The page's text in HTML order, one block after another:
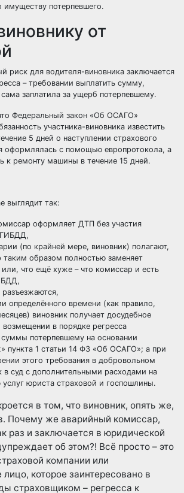
имуществу потерпевшего.
от
риск для водителя-виновника заключается
– требовании выплатить сумму,
заплатила за ущерб потерпевшему.
Федеральный закон «Об ОСАГО»
участника-виновника известить
5 дней о наступлении страхового
оформлялась с помощью европротокола, а
к ремонту машины в течение 15 дней.
выглядит так:
оформляет ДТП без участия
ГИБДД,
(по крайней мере, виновник) полагают,
таким образом полностью заменяет
или, что ещё хуже – что комиссар и есть
разъезжаются,
определённого времени (как правило,
виновник получает досудебное
возмещении в порядке регресса
потерпевшему на основании
пункта 1 статьи 14 ФЗ «Об ОСАГО»; а при
этого требования в добровольном
в суд с дополнительными расходами на
юриста страховой и госпошлины.
в том, что виновник, опять же,
Почему же аварийный комиссар,
раз и заключается в юридической
об этом?! Всё просто – это
компании или
которое заинтересовано в
страховщиком – регресса к